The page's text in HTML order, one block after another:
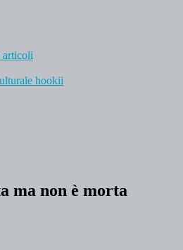
articoli
hookii
ma non è morta